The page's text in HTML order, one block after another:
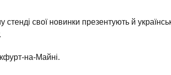
свої новинки презентують й
на-Майні.